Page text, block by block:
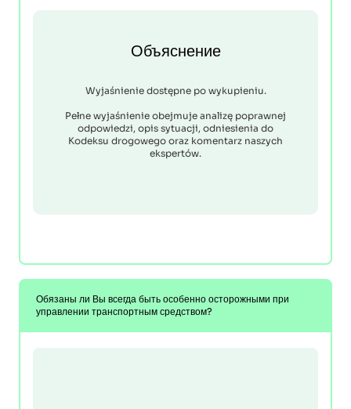
Объяснение
Wyjaśnienie dostępne po wykupieniu.
Pełne wyjaśnienie obejmuje analizę poprawnej
odpowiedzi, opis sytuacji, odniesienia do
Kodeksu drogowego oraz komentarz naszych
ekspertów.
Обязаны ли Вы всегда быть особенно осторожными при
управлении транспортным средством?